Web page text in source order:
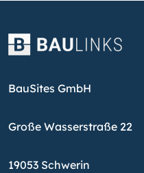
BauSites GmbH
Große Wasserstraße 22
19053 Schwerin